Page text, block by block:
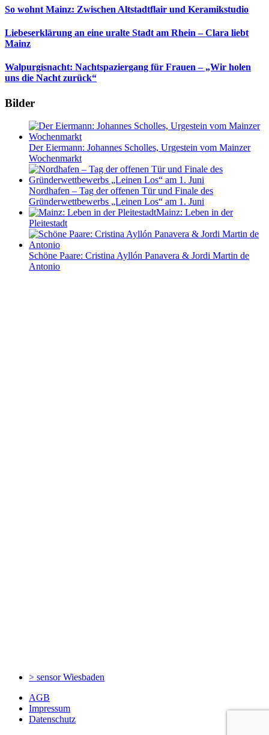
So wohnt Mainz: Zwischen Altstadtflair und Keramikstudio
Liebeserklärung an eine uralte Stadt am Rhein – Clara liebt
Mainz
Walpurgisnacht: Nachtspaziergang für Frauen – „Wir holen
uns die Nacht zurück“
Bilder
Der Eiermann: Johannes Scholles, Urgestein vom Mainzer
Wochenmarkt
Nordhafen – Tag der offenen Tür und Finale des
Gründerwettbewerbs „Leinen Los“ am 1. Juni
Mainz: Leben in der
Pleitestadt
Schöne Paare: Cristina Ayllón Panavera & Jordi Martin de
Antonio
> sensorWiesbaden
AGB
Impressum
Datenschutz